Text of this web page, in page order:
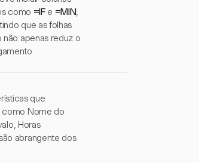
como =IFe =MIN,
que as folhas
não apenas reduz o
que
como Nome do
Horas
abrangente dos